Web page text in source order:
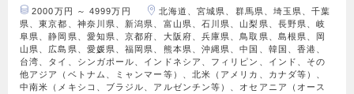
2000万円 ～ 4999万円
北海道、宮城県、群馬県、埼玉県、千葉
県、東京都、神奈川県、新潟県、富山県、石川県、山梨県、長野県、岐
阜県、静岡県、愛知県、京都府、大阪府、兵庫県、鳥取県、島根県、岡
山県、広島県、愛媛県、福岡県、熊本県、沖縄県、中国、韓国、香港、
台湾、タイ、シンガポール、インドネシア、フィリピン、インド、その
他アジア（ベトナム、ミャンマー等）、北米（アメリカ、カナダ等）、
中南米（メキシコ、ブラジル、アルゼンチン等）、オセアニア（オース